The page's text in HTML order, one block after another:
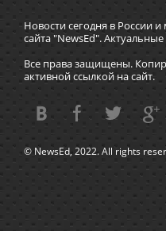
Новости сегодня в России
сайта "NewsEd".
Все права защищены.
активной ссылкой на сайт.
© NewsEd, 2022. All rights